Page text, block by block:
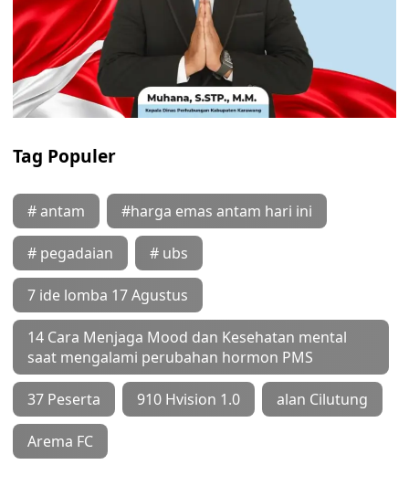
Tag Populer
# antam #harga emas antam hari ini
# pegadaian # ubs
7 ide lomba 17 Agustus
14 Cara Menjaga Mood dan Kesehatan mental
saat mengalami perubahan hormon PMS
37 Peserta 910 Hvision 1.0 alan Cilutung
Arema FC